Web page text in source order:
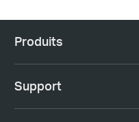
Produits
Support